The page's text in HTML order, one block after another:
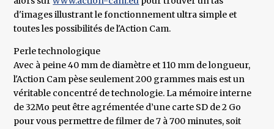
d'images illustrant le fonctionnement ultra simple et
toutes les possibilités de l'Action Cam.
Perle technologique
Avec à peine 40 mm de diamètre et 110 mm de longueur,
l'Action Cam pèse seulement 200 grammes mais est un
véritable concentré de technologie. La mémoire interne
de 32Mo peut être agrémentée d’une carte SD de 2 Go
pour vous permettre de filmer de 7 à 700 minutes, soit